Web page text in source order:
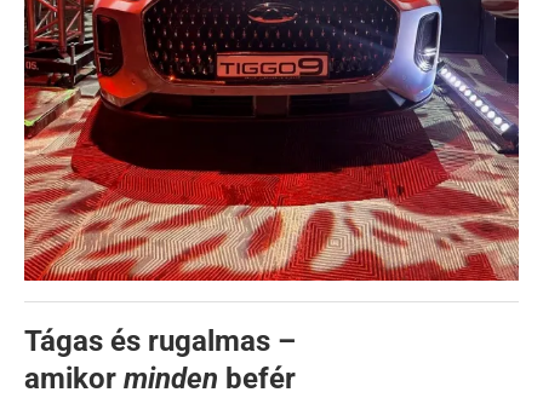
Tágas és rugalmas –
amikor minden befér